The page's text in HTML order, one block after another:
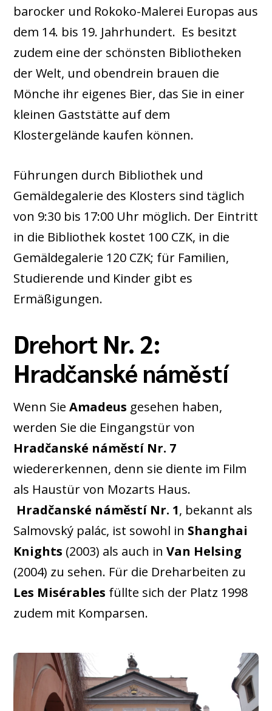
barocker und Rokoko-Malerei Europas aus
dem 14. bis 19. Jahrhundert. Es besitzt
zudem eine der schönsten Bibliotheken
der Welt, und obendrein brauen die
Mönche ihr eigenes Bier, das Sie in einer
kleinen Gaststätte auf dem
Klostergelände kaufen können.
Führungen durch Bibliothek und
Gemäldegalerie des Klosters sind täglich
von 9:30 bis 17:00 Uhr möglich. Der Eintritt
in die Bibliothek kostet 100 CZK, in die
Gemäldegalerie 120 CZK; für Familien,
Studierende und Kinder gibt es
Ermäßigungen.
Drehort Nr. 2:
Hradčanské náměstí
Wenn SieAmadeus gesehen haben,
werden Sie die Eingangstür von
Hradčanské náměstí Nr. 7
wiedererkennen, denn sie diente im Film
als Haustür von Mozarts Haus.
Hradčanské náměstí Nr. 1, bekannt als
Salmovský palác, ist sowohl in Shanghai
Knights (2003) als auch inVan Helsing
(2004) zu sehen. Für die Dreharbeiten zu
Les Misérables füllte sich der Platz 1998
zudem mit Komparsen.